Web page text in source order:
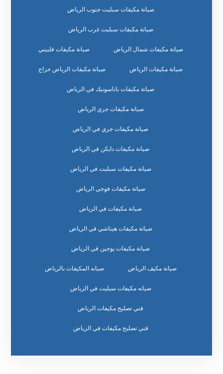
صيانة مكيفات سبليت جنوب الرياض
صيانة مكيفات سبليت غرب الرياض
صيانة مكيفات شمال الرياض صيانة مكيفات فلبيني
صيانة مكيفات الرياض صيانة مكيفات الرياض حراج
صيانة مكيفات باناسونيك في الرياض
صيانة مكيفات جري الرياض
صيانة مكيفات جري في الرياض
صيانة مكيفات دايكن في الرياض
صيانة مكيفات سبليت في الرياض
صيانة مكيفات فوجي الرياض
صيانة مكيفات في الرياض
صيانة مكيفات هيتاشي في الرياض
صيانة مكيفات يوجين في الرياض
صيانة مكيف الرياض صيانه المكيفات بالرياض
صيانه مكيفات سبليت في الرياض
فني تصليح مكيفات الرياض
فني تصليح مكيفات في الرياض